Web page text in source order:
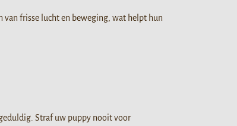
van frisse lucht en beweging, wat helpt hun
Straf uw puppy nooit voor